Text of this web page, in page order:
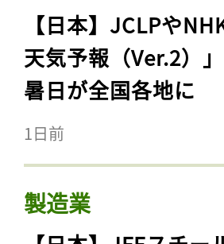
【日本】JCLPや
天気予報（Ver.2）
暑日が全国各地に
1日前
製造業